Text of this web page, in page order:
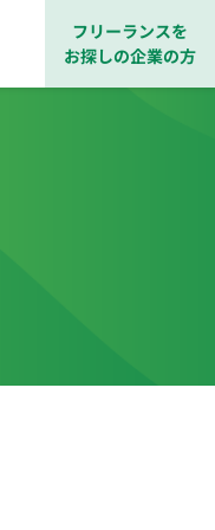
フリーランスを
お探しの企業の方